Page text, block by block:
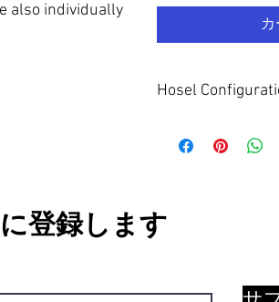
also individually
Hosel
This suits players
登録します